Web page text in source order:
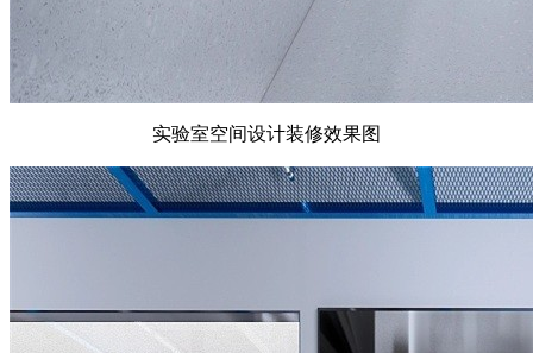
实验室空间设计装修效果图